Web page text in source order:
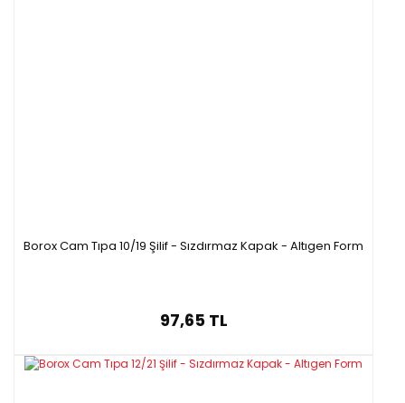
Borox Cam Tıpa 10/19 Şilif - Sızdırmaz Kapak - Altıgen Form
97,65 TL